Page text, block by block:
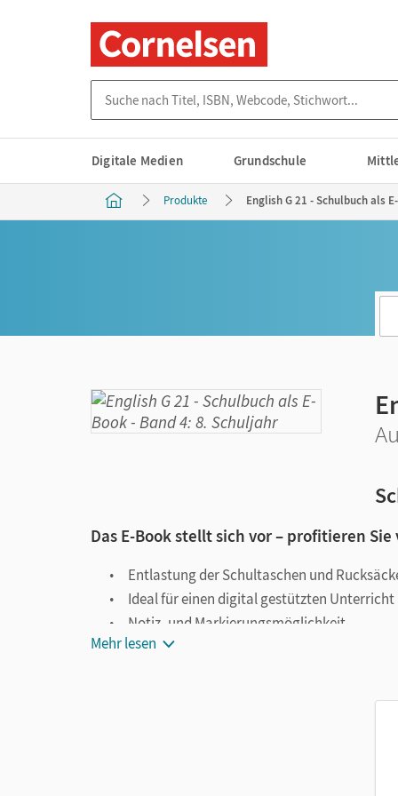
Digitale Medien Grundschule
Produkte English G 21 - Schulbuch als
Das E-Book stellt sich vor – profitieren
Entlastung der Schultaschen und
Ideal für einen digital gestützten Unterricht
Notiz- und Markierungsmöglichkeit
Jederzeit unkompliziert verfügbar
Mehr lesen